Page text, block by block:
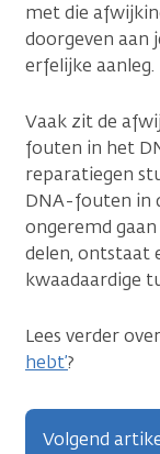
met die
doorgeven aan
erfelijke aanleg.
Vaak zit de
fouten in het
reparatiegen
DNA-fouten in
ongeremd
delen, ontstaat
kwaadaardige
Lees verder over
hebt’?
Volgend